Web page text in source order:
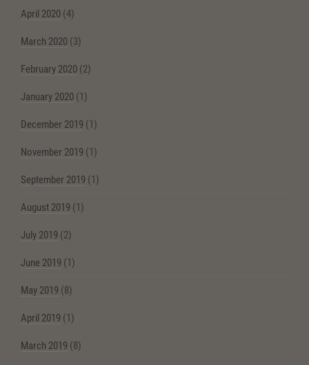
April 2020 (4)
March 2020 (3)
February 2020 (2)
January 2020 (1)
December 2019 (1)
November 2019 (1)
September 2019 (1)
August 2019 (1)
July 2019 (2)
June 2019 (1)
May 2019 (8)
April 2019 (1)
March 2019 (8)